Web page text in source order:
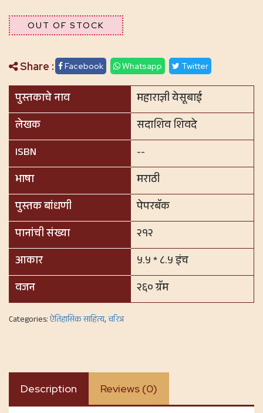
OUT OF STOCK
Share : Facebook Whatsapp Twitter
पुस्तकाचे नाव
महाराज्ञी येसूबाई
लेखक
सदाशिव शिवदे
ISBN
--
भाषा
मराठी
पुस्तक बांधणी
पेपरबॅक
पानांची संख्या
२१२
आकार
५.५ * ८.५ इंच
वजन
२६० ग्रॅम
Categories:ऐतिहासिक साहित्य,चरित्र
Description Reviews (0)